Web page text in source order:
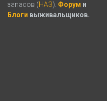
запасов (НАЗ). Форум и
Блоги выживальщиков.